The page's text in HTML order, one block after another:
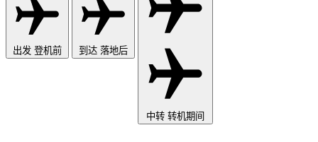
出发 登机前 到达 落地后
中转 转机期间